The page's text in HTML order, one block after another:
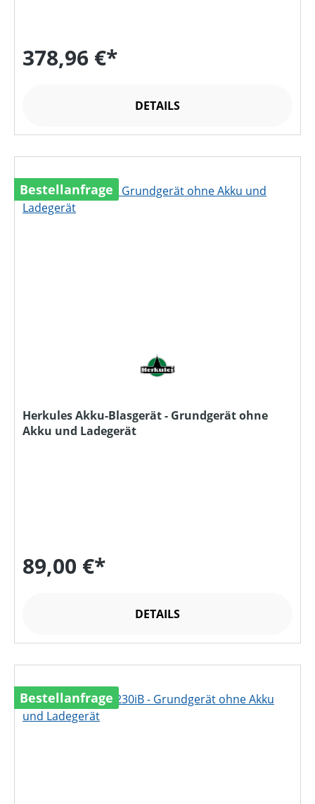
378,96 €*
DETAILS
Bestellanfrage
Herkules Akku-Blasgerät - Grundgerät ohne
Akku und Ladegerät
89,00 €*
DETAILS
Bestellanfrage